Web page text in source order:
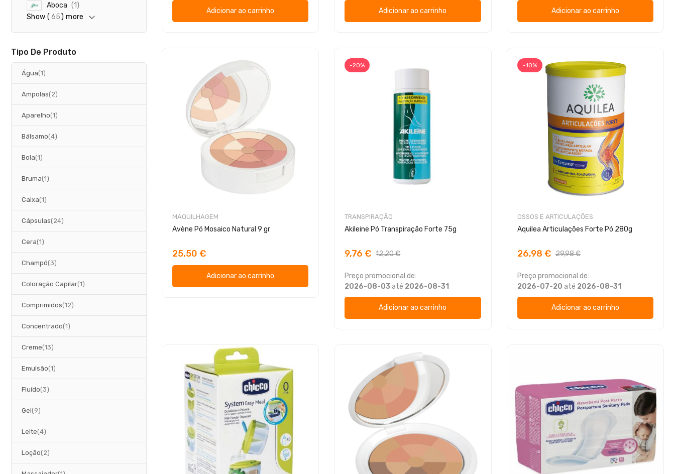
Adicionar ao carrinho Adicionar ao carrinho Adicionar ao carrinho
MAQUILHAGEM
Avène Pó Mosaico Natural 9 gr
25,50 €
Adicionar ao carrinho
-20%
TRANSPIRAÇÃO
Akileine Pó Transpiração Forte 75g
9,76 € 12,20 €
Preço promocional de:
2026-08-03 até 2026-08-31
Adicionar ao carrinho
-10%
OSSOS E ARTICULAÇÕES
Aquilea Articulações Forte Pó 280g
26,98 € 29,98 €
Preço promocional de:
2026-07-20 até 2026-08-31
Adicionar ao carrinho
Aboca 1
r
t
Show ( 65) more
Tipo De Produto
Água 1
artigo
Ampolas 2
artigos
Aparelho 1
artigo
Bálsamo 4
artigos
Bola 1
artigo
Bruma 1
artigo
Caixa 1
artigo
Cápsulas 24
artigos
Cera 1
artigo
Champô 3
artigos
Coloração Capilar 1
artigo
Comprimidos 12
artigos
Concentrado 1
artigo
Creme 13
artigos
Emulsão 1
artigo
Fluído 3
artigos
Gel 9
artigos
Leite 4
artigos
Loção 2
artigos